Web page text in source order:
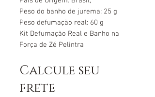
Peso do banho de jurema: 25 g
Peso defumação real: 60 g
Kit Defumação Real e Banho na
Força de Zé Pelintra
Calcule seu
frete